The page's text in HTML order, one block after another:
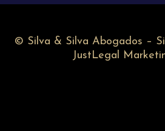
© Silva & Silva Abogados –
JustLegal